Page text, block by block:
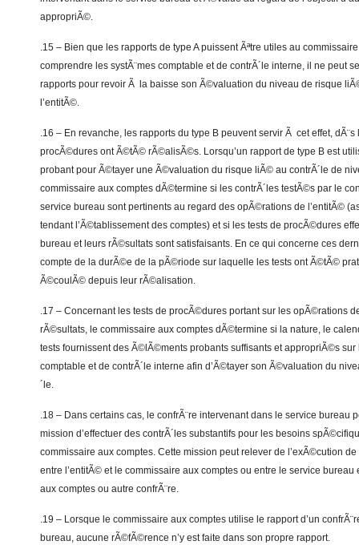
appropriÃ©.
.15 – Bien que les rapports de type A puissent Ãªtre utiles au
comprendre les systÃ¨mes comptable et de contrÃ´le interne, il ne peut
rapports pour revoir Ã la baisse son Ã©valuation du niveau de risque
l’entitÃ©.
.16 – En revanche, les rapports du type B peuvent servir Ã cet effet,
procÃ©dures ont Ã©tÃ© rÃ©alisÃ©s. Lorsqu’un rapport de type B est
probant pour Ã©tayer une Ã©valuation du risque liÃ© au contrÃ´le de
commissaire aux comptes dÃ©termine si les contrÃ´les testÃ©s par le
service bureau sont pertinents au regard des opÃ©rations de l’entitÃ©
tendant l’Ã©tablissement des comptes) et si les tests de procÃ©dures
bureau et leurs rÃ©sultats sont satisfaisants. En ce qui concerne ces
compte de la durÃ©e de la pÃ©riode sur laquelle les tests ont Ã©tÃ©
Ã©coulÃ© depuis leur rÃ©alisation.
.17 – Concernant les tests de procÃ©dures portant sur les opÃ©rations
rÃ©sultats, le commissaire aux comptes dÃ©termine si la nature, le
tests fournissent des Ã©lÃ©ments probants suffisants et appropriÃ©s sur
comptable et de contrÃ´le interne afin d’Ã©tayer son Ã©valuation du
´le.
.18 – Dans certains cas, le confrÃ¨re intervenant dans le service bureau
mission d’effectuer des contrÃ´les substantifs pour les besoins
commissaire aux comptes. Cette mission peut relever de l’exÃ©cution
entre l’entitÃ© et le commissaire aux comptes ou entre le service bureau
aux comptes ou autre confrÃ¨re.
.19 – Lorsque le commissaire aux comptes utilise le rapport d’un
bureau, aucune rÃ©fÃ©rence n’y est faite dans son propre rapport.